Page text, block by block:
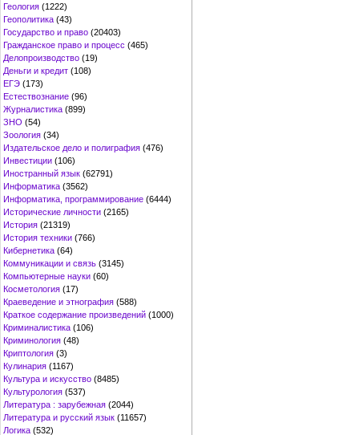
Геология (1222)
Геополитика (43)
Государство и право (20403)
Гражданское право и процесс (465)
Делопроизводство (19)
Деньги и кредит (108)
ЕГЭ (173)
Естествознание (96)
Журналистика (899)
ЗНО (54)
Зоология (34)
Издательское дело и полиграфия (476)
Инвестиции (106)
Иностранный язык (62791)
Информатика (3562)
Информатика, программирование (6444)
Исторические личности (2165)
История (21319)
История техники (766)
Кибернетика (64)
Коммуникации и связь (3145)
Компьютерные науки (60)
Косметология (17)
Краеведение и этнография (588)
Краткое содержание произведений (1000)
Криминалистика (106)
Криминология (48)
Криптология (3)
Кулинария (1167)
Культура и искусство (8485)
Культурология (537)
Литература : зарубежная (2044)
Литература и русский язык (11657)
Логика (532)